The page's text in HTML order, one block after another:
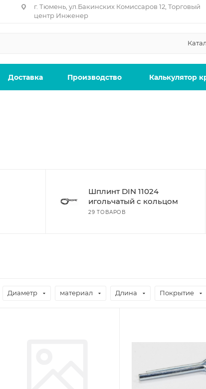
г. Тюмень, ул.Бакинских Комиссаров 12, Торговый
центр Инженер
Доставка Производство Калькулятор
Шплинт DIN 11024
игольчатый с кольцом
29 ТОВАРОВ
Диаметр материал Длина Покрытие